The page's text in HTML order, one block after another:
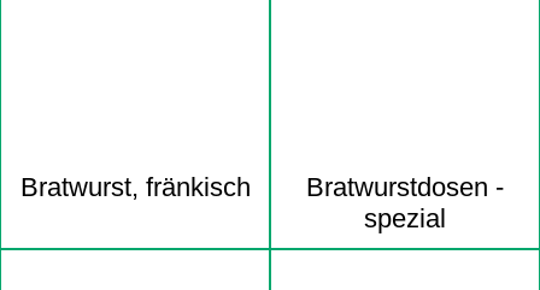
Bratwurst, fränkisch
Bratwurst­dosen -
spezial